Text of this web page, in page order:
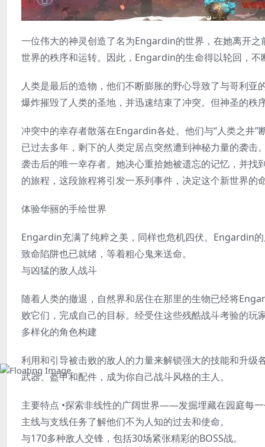
一位伟大的神灵创造了名为Engardin的世界，在她离开
世界的秩序和运转。因此，Engardin的生命得以轮回，不
人类是最后的造物，他们不断膨胀的野心导致了与哥利亚
爆炸摧毁了人类的圣地，并迅速结束了冲突。但神圣的
冲突中的幸存者散落在Engardin各处。他们与“人类之井
已过去多年，剩下的人类定居点突然遭到神秘力量的袭
袭击后的唯一幸存者。她决心重拾她被遗忘的记忆，并
的旅程，这段旅程将引发一系列事件，决定这个新世界的
体验华丽的手绘世界
Engardin充满了纯粹之美，同样也危机四伏。Engardin
致命陷阱也已就绪，等着粗心鬼来送命。
与凶猛的敌人战斗
随着人类的撤退，自然界和居住在那里的生物已经将
败它们，完成自己的目标。经受住这些残酷战斗考验的玩
多样化的角色构建
利用和引导被击败的敌人的力量来解锁强大的技能和升
武器、盔甲和配件，成为你自己战斗风格的主人。
主要特点 •探索非线性的广阔世界——发掘埋藏在园庭每
主线与支线任务了解他们不为人知的过去和使命。
与170多种敌人交锋，包括30场紧张精彩的BOSS战。